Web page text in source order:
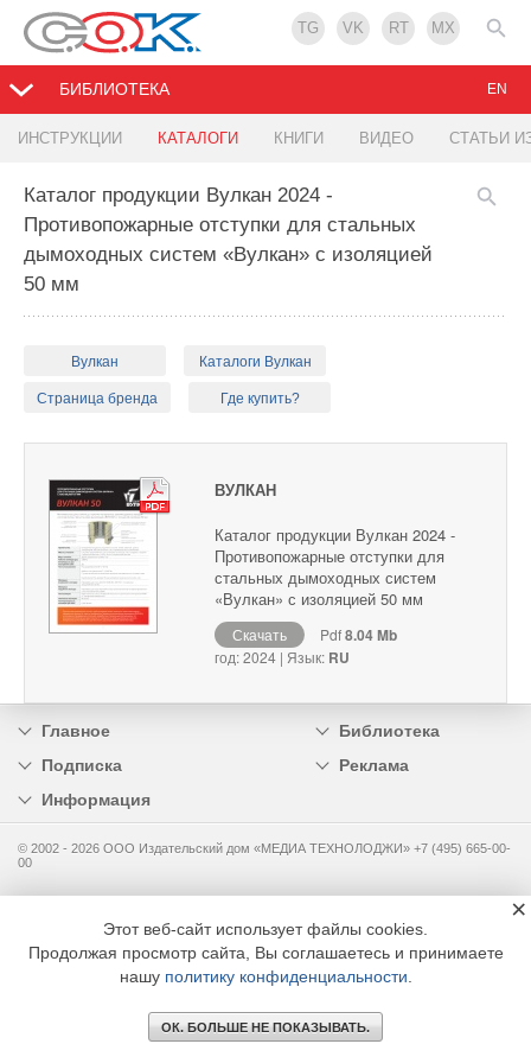
TG VK RT MX
БИБЛИОТЕКА
ИНСТРУКЦИИ КАТАЛОГИ КНИГИ ВИДЕО СТАТЬИ
EN
Каталог продукции Вулкан 2024 -
Противопожарные отступки для стальных
дымоходных систем «Вулкан» с изоляцией
50 мм
Вулкан Каталоги Вулкан
Страница бренда Где купить?
ВУЛКАН
Каталог продукции Вулкан 2024 -
Противопожарные отступки для
стальных дымоходных систем
«Вулкан» с изоляцией 50 мм
Скачать Pdf8.04 Mb
год: 2024 | Язык: RU
Главное
Библиотека
Подписка
Реклама
Информация
© 2002 - 2026 OOO Издательский дом «МЕДИА ТЕХНОЛОДЖИ» +7 (495) 665-00-
00
Этот веб-сайт использует файлы cookies.
Продолжая просмотр сайта, Вы соглашаетесь и принимаете
нашу политику конфиденциальности
ОК. БОЛЬШЕ НЕ ПОКАЗЫВАТЬ.
×